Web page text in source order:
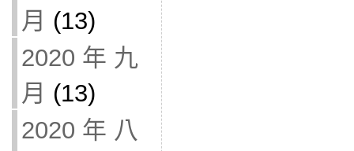
月 (13)
2020 年 九
月 (13)
2020 年 八